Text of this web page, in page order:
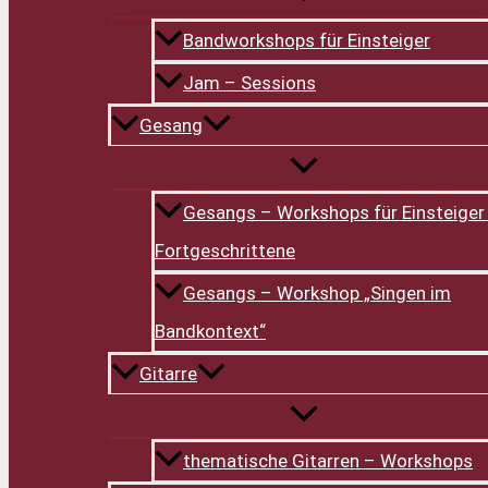
Bandworkshops für Einsteiger
Jam – Sessions
Gesang
Gesangs – Workshops für Einsteiger
Fortgeschrittene
Gesangs – Workshop „Singen im
Bandkontext“
Gitarre
thematische Gitarren – Workshops